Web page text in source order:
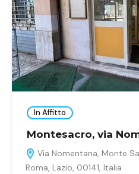
In Affitto
Montesacro, via
Via Nomentana, Monte
Roma, Lazio, 00141, Italia